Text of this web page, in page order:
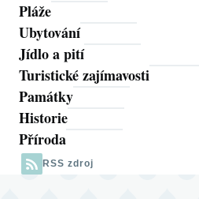
Pláže
Ubytování
Jídlo a pití
Turistické zajímavosti
Památky
Historie
Příroda
RSS zdroj